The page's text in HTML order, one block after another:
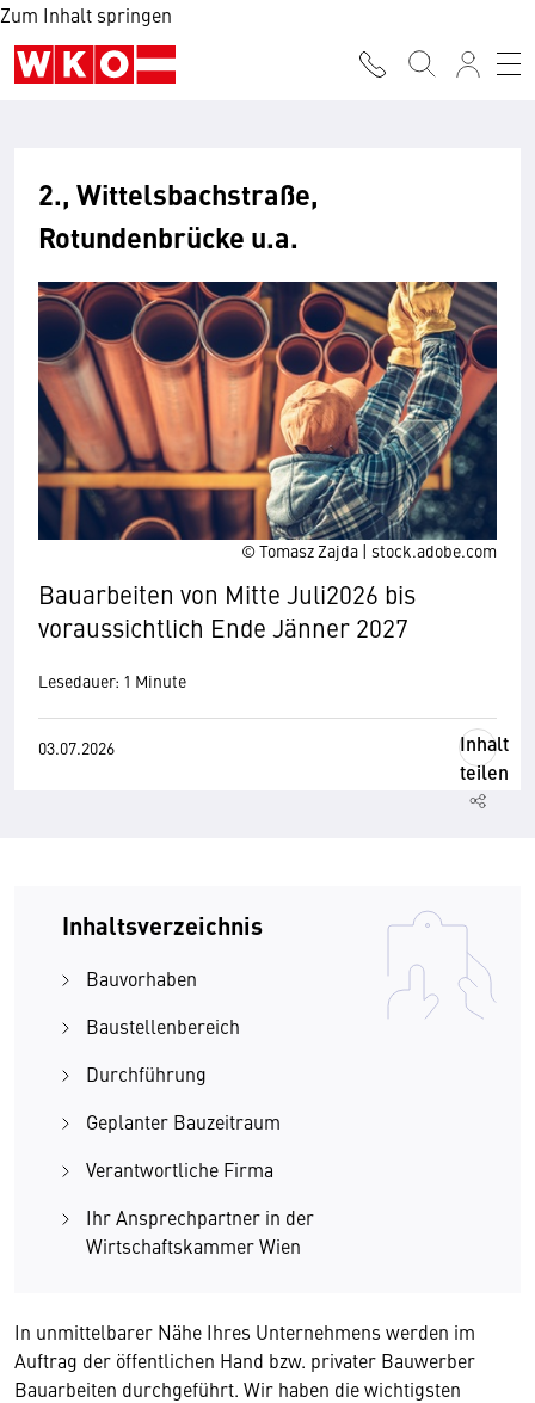
Zum Inhalt springen
© Tomasz Zajda | stock.adobe.com
2., Wittelsbachstraße,
Rotundenbrücke u.a.
Bauarbeiten von Mitte Juli2026 bis
voraussichtlich Ende Jänner 2027
Lesedauer: 1 Minute
03.07.2026
Inhalt
teilen
Inhaltsverzeichnis
Bauvorhaben
Baustellenbereich
Durchführung
Geplanter Bauzeitraum
Verantwortliche Firma
Ihr Ansprechpartner in der
Wirtschaftskammer Wien
In unmittelbarer Nähe Ihres Unternehmens werden im
Auftrag der öffentlichen Hand bzw. privater Bauwerber
Bauarbeiten durchgeführt. Wir haben die wichtigsten